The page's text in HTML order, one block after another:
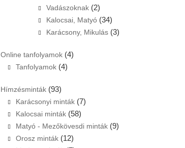
Vadászoknak (2)
Kalocsai, Matyó (34)
Karácsony, Mikulás (3)
Online tanfolyamok (4)
Tanfolyamok (4)
Hímzésminták (93)
Karácsonyi minták (7)
Kalocsai minták (58)
Matyó - Mezőkövesdi minták (9)
Orosz minták (12)